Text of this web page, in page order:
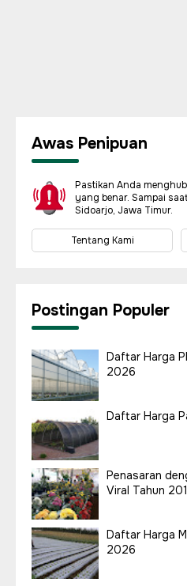
Awas Penipuan
Pastikan Anda
yang benar. Sampai
Sidoarjo, Jawa Timur.
Tentang Kami
Postingan Populer
Daftar Harga
2026
Daftar Harga
Penasaran
Viral Tahun
Daftar Harga
2026